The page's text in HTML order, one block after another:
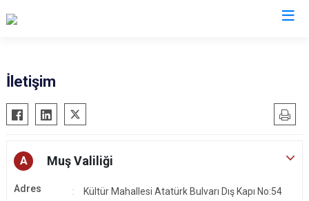
İletişim
A Muş Valiliği
Adres
Kültür Mahallesi Atatürk Bulvarı Dış Kapı No:54